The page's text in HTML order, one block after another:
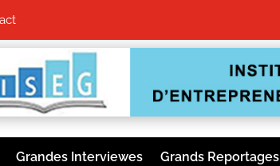
Grandes Interviewes Grands Reportages